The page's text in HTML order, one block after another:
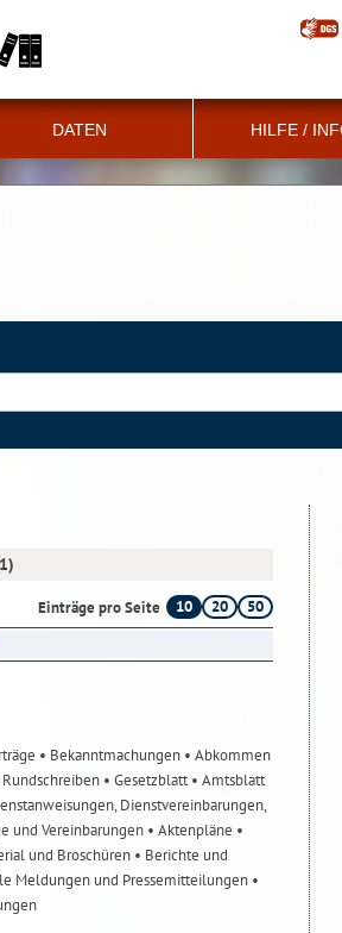
DATEN HILFE /
Einträge pro Seite 10 20
50
• Bekanntmachungen • Abkommen
Rundschreiben • Gesetzblatt• Amtsblatt
Dienstvereinbarungen,
und Vereinbarungen • Aktenpläne •
und Broschüren • Berichte und
Meldungen und Pressemitteilungen •